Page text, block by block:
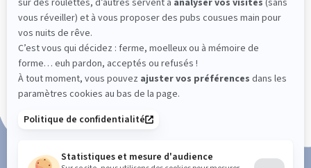
101 nuits d'essai*
Paiement en 3x ou 4x sans frais